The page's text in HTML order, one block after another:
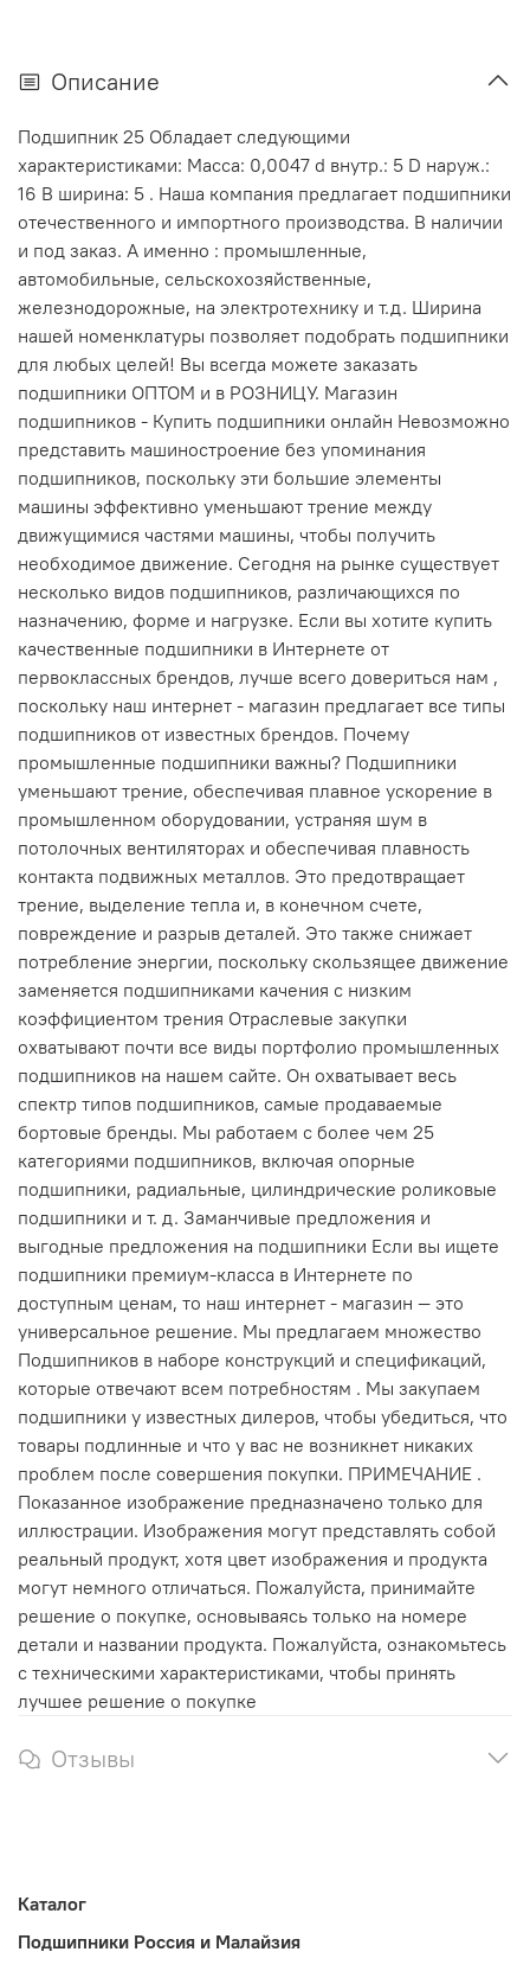
Описание
Подшипник 25 Обладает следующими
характеристиками: Масса: 0,0047 d внутр.: 5 D наруж.:
16 В ширина: 5 . Наша компания предлагает подшипники
отечественного и импортного производства. В наличии
и под заказ. А именно : промышленные,
автомобильные, сельскохозяйственные,
железнодорожные, на электротехнику и т.д. Ширина
нашей номенклатуры позволяет подобрать подшипники
для любых целей! Вы всегда можете заказать
подшипники ОПТОМ и в РОЗНИЦУ. Магазин
подшипников - Купить подшипники онлайн Невозможно
представить машиностроение без упоминания
подшипников, поскольку эти большие элементы
машины эффективно уменьшают трение между
движущимися частями машины, чтобы получить
необходимое движение. Сегодня на рынке существует
несколько видов подшипников, различающихся по
назначению, форме и нагрузке. Если вы хотите купить
качественные подшипники в Интернете от
первоклассных брендов, лучше всего довериться нам ,
поскольку наш интернет - магазин предлагает все типы
подшипников от известных брендов. Почему
промышленные подшипники важны? Подшипники
уменьшают трение, обеспечивая плавное ускорение в
промышленном оборудовании, устраняя шум в
потолочных вентиляторах и обеспечивая плавность
контакта подвижных металлов. Это предотвращает
трение, выделение тепла и, в конечном счете,
повреждение и разрыв деталей. Это также снижает
потребление энергии, поскольку скользящее движение
заменяется подшипниками качения с низким
коэффициентом трения Отраслевые закупки
охватывают почти все виды портфолио промышленных
подшипников на нашем сайте. Он охватывает весь
спектр типов подшипников, самые продаваемые
бортовые бренды. Мы работаем с более чем 25
категориями подшипников, включая опорные
подшипники, радиальные, цилиндрические роликовые
подшипники и т. д. Заманчивые предложения и
выгодные предложения на подшипники Если вы ищете
подшипники премиум-класса в Интернете по
доступным ценам, то наш интернет - магазин — это
универсальное решение. Мы предлагаем множество
Подшипников в наборе конструкций и спецификаций,
которые отвечают всем потребностям . Мы закупаем
подшипники у известных дилеров, чтобы убедиться, что
товары подлинные и что у вас не возникнет никаких
проблем после совершения покупки. ПРИМЕЧАНИЕ .
Показанное изображение предназначено только для
иллюстрации. Изображения могут представлять собой
реальный продукт, хотя цвет изображения и продукта
могут немного отличаться. Пожалуйста, принимайте
решение о покупке, основываясь только на номере
детали и названии продукта. Пожалуйста, ознакомьтесь
с техническими характеристиками, чтобы принять
лучшее решение о покупке
Отзывы
Каталог
Подшипники Россия и Малайзия